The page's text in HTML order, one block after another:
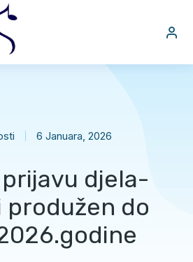
6 Januara, 2026
prijavu djela-
produžen do